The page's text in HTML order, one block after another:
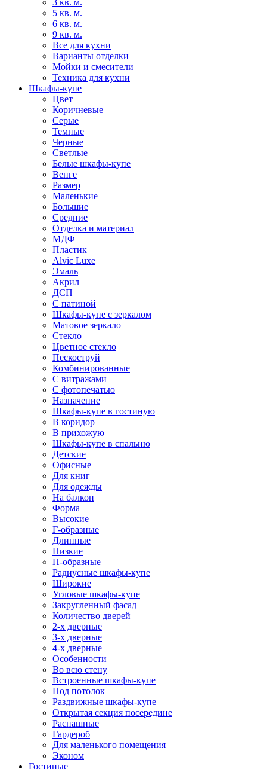
3 кв. м.
5 кв. м.
6 кв. м.
9 кв. м.
Все для кухни
Варианты отделки
Мойки и смесители
Техника для кухни
Шкафы-купе
Цвет
Коричневые
Серые
Темные
Черные
Светлые
Белые шкафы-купе
Венге
Размер
Маленькие
Большие
Средние
Отделка и материал
МДФ
Пластик
Alvic Luxe
Эмаль
Акрил
ДСП
С патиной
Шкафы-купе с зеркалом
Матовое зеркало
Стекло
Цветное стекло
Пескоструй
Комбинированные
С витражами
С фотопечатью
Назначение
Шкафы-купе в гостиную
В коридор
В прихожую
Шкафы-купе в спальню
Детские
Офисные
Для книг
Для одежды
На балкон
Форма
Высокие
Г-образные
Длинные
Низкие
П-образные
Радиусные шкафы-купе
Широкие
Угловые шкафы-купе
Закругленный фасад
Количество дверей
2-х дверные
3-х дверные
4-х дверные
Особенности
Во всю стену
Встроенные шкафы-купе
Под потолок
Раздвижные шкафы-купе
Открытая секция посередине
Распашные
Гардероб
Для маленького помещения
Эконом
Гостиные